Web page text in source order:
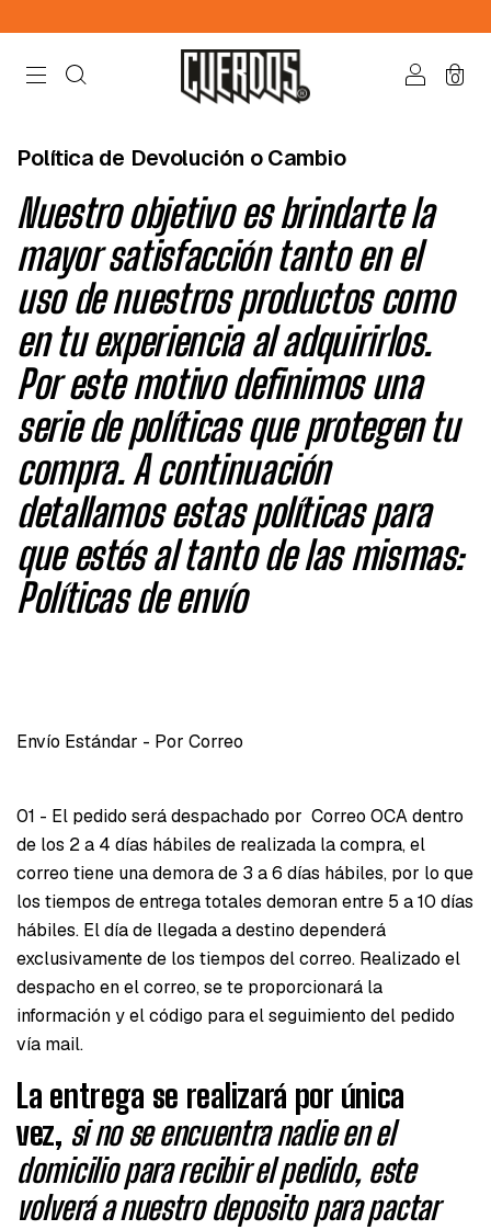
0
Política de Devolución o Cambio
Nuestro objetivo es brindarte la
mayor satisfacción tanto en el
uso de nuestros productos como
en tu experiencia al adquirirlos.
Por este motivo definimos una
serie de políticas que protegen tu
compra. A continuación
detallamos estas políticas para
que estés al tanto de las mismas:
Políticas de envío
Envío Estándar - Por Correo
01 - El pedido será despachado por Correo OCA dentro
de los 2 a 4 días hábiles de realizada la compra, el
correo tiene una demora de 3 a 6 días hábiles, por lo que
los tiempos de entrega totales demoran entre 5 a 10 días
hábiles. El día de llegada a destino dependerá
exclusivamente de los tiempos del correo. Realizado el
despacho en el correo, se te proporcionará la
información y el código para el seguimiento del pedido
vía mail.
La entrega se realizará por única
vez, si no se encuentra nadie en el
domicilio para recibir el pedido, este
volverá a nuestro deposito para pactar